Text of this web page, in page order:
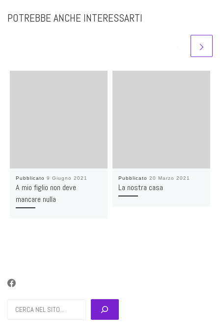
POTREBBE ANCHE INTERESSARTI
Pubblicato 9 Giugno 2021
A mio figlio non deve
mancare nulla
Pubblicato 20 Marzo 2021
La nostra casa